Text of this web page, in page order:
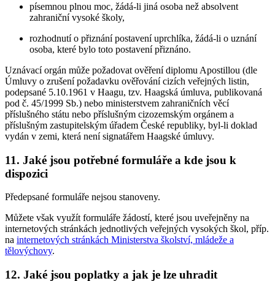
písemnou plnou moc, žádá-li jiná osoba než absolvent
zahraniční vysoké školy,
rozhodnutí o přiznání postavení uprchlíka, žádá-li o uznání
osoba, které bylo toto postavení přiznáno.
Uznávací orgán může požadovat ověření diplomu Apostillou (dle
Úmluvy o zrušení požadavku ověřování cizích veřejných listin,
podepsané 5.10.1961 v Haagu, tzv. Haagská úmluva, publikovaná
pod č. 45/1999 Sb.) nebo ministerstvem zahraničních věcí
příslušného státu nebo příslušným cizozemským orgánem a
příslušným zastupitelským úřadem České republiky, byl-li doklad
vydán v zemi, která není signatářem Haagské úmluvy.
11. Jaké jsou potřebné formuláře a kde jsou k
dispozici
Předepsané formuláře nejsou stanoveny.
Můžete však využít formuláře žádostí, které jsou uveřejněny na
internetových stránkách jednotlivých veřejných vysokých škol, příp.
na internetových stránkách Ministerstva školství, mládeže a
tělovýchovy.
12. Jaké jsou poplatky a jak je lze uhradit